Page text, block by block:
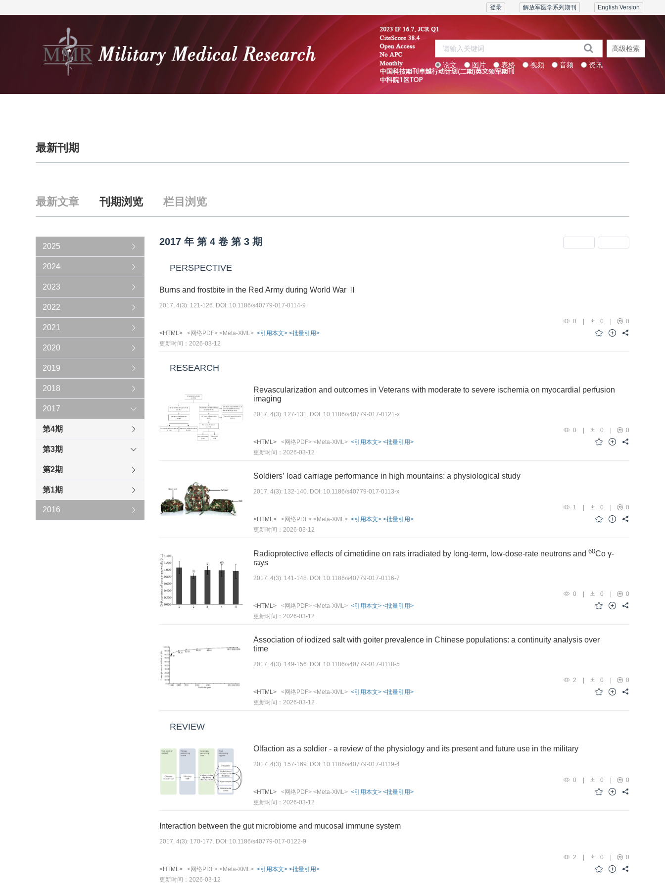
English Version
解放军医学系列期刊
登录
论文 图片 表格 视频 音频 资讯
高级检索
最新刊期
最新文章 刊期浏览 栏目浏览
2025
2024
2023
2022
2021
2020
2019
2018
2017
第4期
第3期
第2期
第1期
2016
2017 年 第 4 卷 第 3 期
PERSPECTIVE
Burns and frostbite in the Red Army during World War Ⅱ
2017, 4(3): 121-126. DOI: 10.1186/s40779-017-0114-9
0 | 0 |
0
<HTML>
<网络PDF> <Meta-XML> <引用本文> <批量引用>
更新时间：2026-03-12
RESEARCH
Revascularization and outcomes in Veterans with moderate to severe ischemia on myocardial perfusion
imaging
2017, 4(3): 127-131. DOI: 10.1186/s40779-017-0121-x
0 | 0 |
0
<HTML>
<网络PDF> <Meta-XML> <引用本文> <批量引用>
更新时间：2026-03-12
Soldiers’ load carriage performance in high mountains: a physiological study
2017, 4(3): 132-140. DOI: 10.1186/s40779-017-0113-x
1 | 0 |
0
<HTML>
<网络PDF> <Meta-XML> <引用本文> <批量引用>
更新时间：2026-03-12
Radioprotective effects of cimetidine on rats irradiated by long-term, low-dose-rate neutrons and 60Co γ-
rays
2017, 4(3): 141-148. DOI: 10.1186/s40779-017-0116-7
0 | 0 |
0
<HTML>
<网络PDF> <Meta-XML> <引用本文> <批量引用>
更新时间：2026-03-12
Association of iodized salt with goiter prevalence in Chinese populations: a continuity analysis over
time
2017, 4(3): 149-156. DOI: 10.1186/s40779-017-0118-5
2 | 0 |
0
<HTML>
<网络PDF> <Meta-XML> <引用本文> <批量引用>
更新时间：2026-03-12
REVIEW
Olfaction as a soldier - a review of the physiology and its present and future use in the military
2017, 4(3): 157-169. DOI: 10.1186/s40779-017-0119-4
0 | 0 |
0
<HTML>
<网络PDF> <Meta-XML> <引用本文> <批量引用>
更新时间：2026-03-12
Interaction between the gut microbiome and mucosal immune system
2017, 4(3): 170-177. DOI: 10.1186/s40779-017-0122-9
2 | 0 |
0
<HTML>
<网络PDF> <Meta-XML> <引用本文> <批量引用>
更新时间：2026-03-12